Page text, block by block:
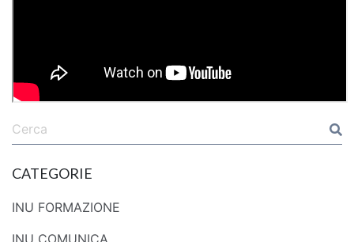
CATEGORIE
INU FORMAZIONE
INU COMUNICA